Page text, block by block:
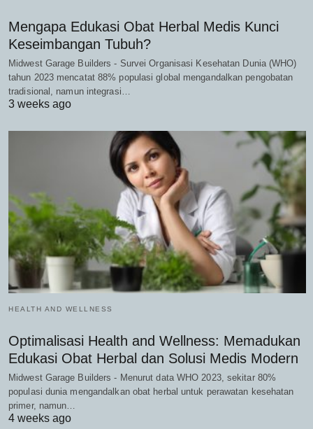
Mengapa Edukasi Obat Herbal Medis Kunci
Keseimbangan Tubuh?
Midwest Garage Builders - Survei Organisasi Kesehatan Dunia (WHO)
tahun 2023 mencatat 88% populasi global mengandalkan pengobatan
tradisional, namun integrasi…
3 weeks ago
HEALTH AND WELLNESS
Optimalisasi Health and Wellness: Memadukan
Edukasi Obat Herbal dan Solusi Medis Modern
Midwest Garage Builders - Menurut data WHO 2023, sekitar 80%
populasi dunia mengandalkan obat herbal untuk perawatan kesehatan
primer, namun…
4 weeks ago